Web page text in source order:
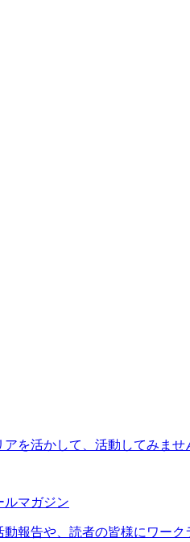
を活かして、活動してみま
ルマガジン
報告や、読者の皆様にワー